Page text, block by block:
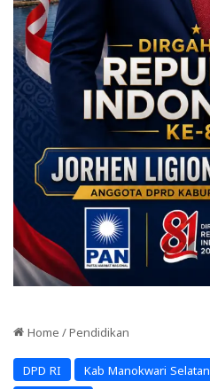
Home / Pendidikan
DPD RI Kab Manokwari Selatan